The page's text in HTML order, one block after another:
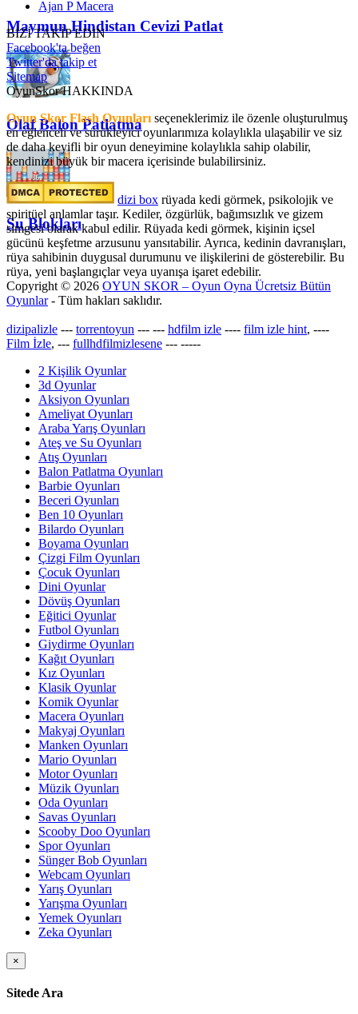
Maymun Hindistan Cevizi Patlat
Olaf Balon Patlatma
Su Blokları
Ajan P Macera
BİZİ TAKİP EDİN
Facebook'ta beğen
Twitter'da takip et
Sitemap
OyunSkor HAKKINDA
Oyun Skor Flash Oyunları seçeneklerimiz ile özenle oluşturulmuş
en eğlenceli ve sürükleyici oyunlarımıza kolaylıkla ulaşabilir ve siz
de daha keyifli bir oyun deneyimine kolaylıkla sahip olabilir,
kendinizi büyük bir macera içerisinde bulabilirsiniz.
dizi box rüyada kedi görmek​, psikolojik ve
spiritüel anlamlar taşır. Kediler, özgürlük, bağımsızlık ve gizem
simgesi olarak kabul edilir. Rüyada kedi görmek, kişinin içsel
gücünü keşfetme arzusunu yansıtabilir. Ayrıca, kedinin davranışları,
rüya sahibinin duygusal durumunu ve ilişkilerini de gösterebilir. Bu
rüya, yeni başlangıçlar veya uyanışa işaret edebilir.
Copyright © 2026 OYUN SKOR – Oyun Oyna Ücretsiz Bütün
Oyunlar- Tüm hakları saklıdır.
dizipalizle --- torrentoyun --- --- hdfilm izle ---- film izle hint, ----
Film İzle, --- fullhdfilmizlesene --- -----
2 Kişilik Oyunlar
3d Oyunlar
Aksiyon Oyunları
Ameliyat Oyunları
Araba Yarış Oyunları
Ateş ve Su Oyunları
Atış Oyunları
Balon Patlatma Oyunları
Barbie Oyunları
Beceri Oyunları
Ben 10 Oyunları
Bilardo Oyunları
Boyama Oyunları
Çizgi Film Oyunları
Çocuk Oyunları
Dini Oyunlar
Dövüş Oyunları
Eğitici Oyunlar
Futbol Oyunları
Giydirme Oyunları
Kağıt Oyunları
Kız Oyunları
Klasik Oyunlar
Komik Oyunlar
Macera Oyunları
Makyaj Oyunları
Manken Oyunları
Mario Oyunları
Motor Oyunları
Müzik Oyunları
Oda Oyunları
Savas Oyunları
Scooby Doo Oyunları
Spor Oyunları
Sünger Bob Oyunları
Webcam Oyunları
Yarış Oyunları
Yarışma Oyunları
Yemek Oyunları
Zeka Oyunları
×
Sitede Ara